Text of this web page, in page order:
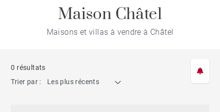
Maison Châtel
Maisons et villas à vendre à Châtel
0 résultats
Trier par :
Les plus récents